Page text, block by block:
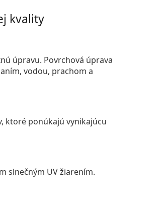
kvality
úpravu. Povrchová úprava
vodou, prachom a
ktoré ponúkajú vynikajúcu
slnečným UV žiarením.